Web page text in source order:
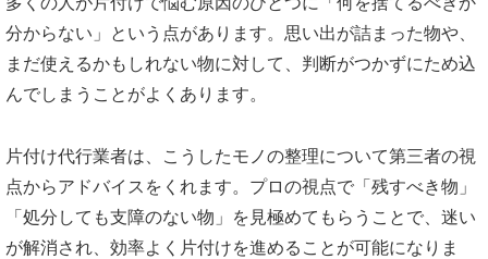
分からない」という点があります。思い出が詰まった物や、
まだ使えるかもしれない物に対して、判断がつかずにため込
んでしまうことがよくあります。
片付け代行業者は、こうしたモノの整理について第三者の視
点からアドバイスをくれます。プロの視点で「残すべき物」
「処分しても支障のない物」を見極めてもらうことで、迷い
が解消され、効率よく片付けを進めることが可能になりま